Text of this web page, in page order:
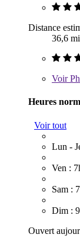
Distance
36,6
Voir
Heures
Voir tout
Lun -
Ven :
Sam :
Dim :
Ouvert